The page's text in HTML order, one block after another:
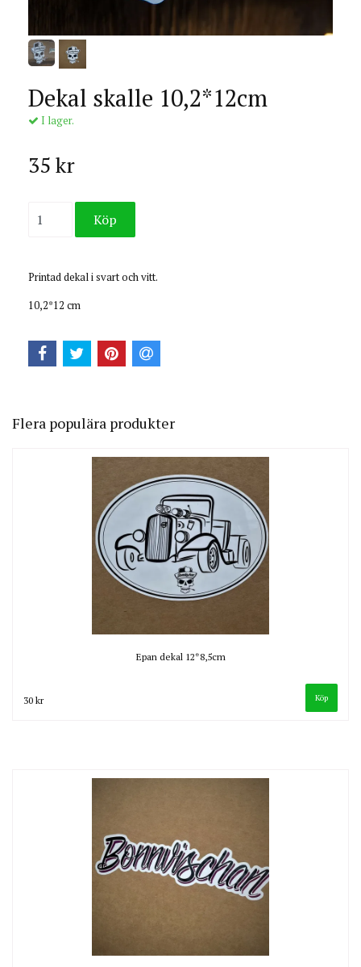
Dekal skalle 10,2*12cm
I lager.
35 kr
Printad dekal i svart och vitt.
10,2*12 cm
Flera populära produkter
Epan dekal 12*8,5cm
30 kr